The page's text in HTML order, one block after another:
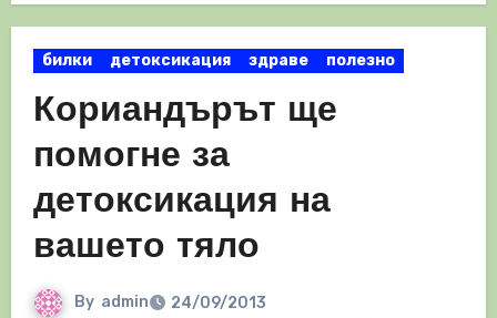
билки детоксикация здраве полезно
Кориандърът ще
помогне за
детоксикация на
вашето тяло
By admin
24/09/2013